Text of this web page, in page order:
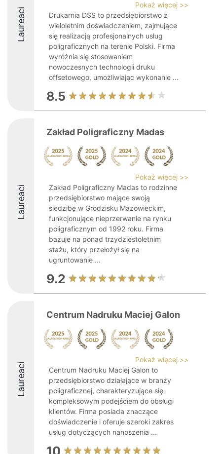
Laureaci
Pokaż więcej >>
Drukarnia DSS to przedsiębiorstwo z
wieloletnim doświadczeniem, zajmujące
się realizacją profesjonalnych usług
poligraficznych na terenie Polski. Firma
wyróżnia się stosowaniem
nowoczesnych technologii druku
offsetowego, umożliwiając wykonanie ...
8.5
Laureaci
Zakład Poligraficzny Madas
Pokaż więcej >>
Zakład Poligraficzny Madas to rodzinne
przedsiębiorstwo mające swoją
siedzibę w Grodzisku Mazowieckim,
funkcjonujące nieprzerwanie na rynku
poligraficznym od 1992 roku. Firma
bazuje na ponad trzydziestoletnim
stażu, który przełożył się na
ugruntowanie ...
9.2
Laureaci
Centrum Nadruku Maciej Galon
Pokaż więcej >>
Centrum Nadruku Maciej Galon to
przedsiębiorstwo działające w branży
poligraficznej, charakteryzujące się
kompleksowym podejściem do obsługi
klientów. Firma posiada znaczące
doświadczenie i oferuje szeroki zakres
usług dotyczących nanoszenia ...
10